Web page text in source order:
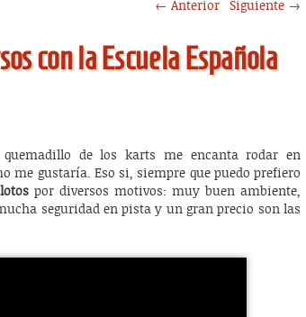
← Anterior Siguiente →
con la Escuela Española
de los karts me encanta rodar en
me gustaría. Eso si, siempre que puedo prefiero
por diversos motivos: muy buen ambiente,
seguridad en pista y un gran precio son las